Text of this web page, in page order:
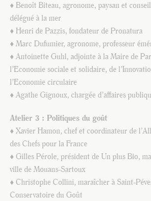
♦ Benoît Biteau, agronome, paysan et
délégué à la mer
♦ Henri de Pazzis, fondateur de Pronatura
♦ Marc Dufumier, agronome, professeur
♦ Antoinette Guhl, adjointe à la Maire de
l’Economie sociale et solidaire, de
l’Economie circulaire
♦ Agathe Gignoux, chargée d’affaires
Atelier 3 : Politiques du goût
♦ Xavier Hamon, chef et coordinateur de
des Chefs pour la France
♦ Gilles Pérole, président de Un plus Bio,
ville de Mouans-Sartoux
♦ Christophe Collini, maraîcher à Saint-
Conservatoire du Goût